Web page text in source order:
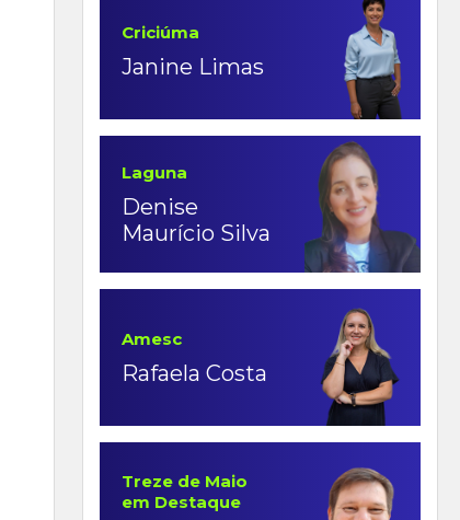
Criciúma
Janine Limas
Laguna
Denise
Maurício Silva
Amesc
Rafaela Costa
Treze de Maio
em Destaque